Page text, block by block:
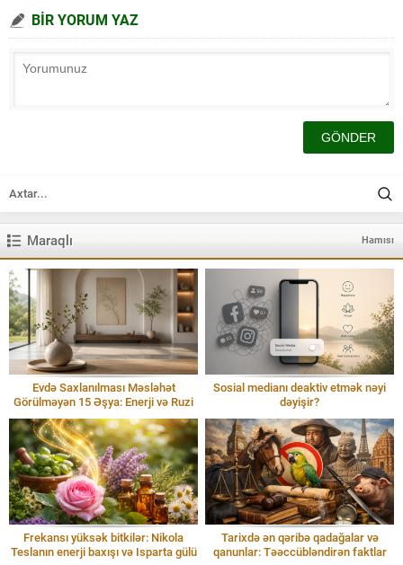
BİR YORUM YAZ
Maraqlı Hamısı
Evdə Saxlanılması Məsləhət
Görülməyən 15 Əşya: Enerji və Ruzi
Sosial medianı deaktiv etmək nəyi
dəyişir?
Frekansı yüksək bitkilər: Nikola
Teslanın enerji baxışı və Isparta gülü
Tarixdə ən qəribə qadağalar və
qanunlar: Təəccübləndirən faktlar